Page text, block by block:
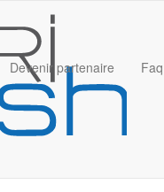
Devenir partenaire Faq